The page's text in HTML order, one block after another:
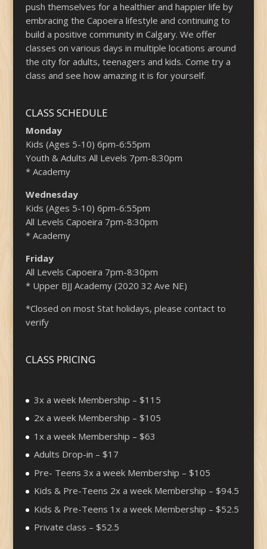
push themselves for a healthier and happier life by
embracing the Capoeira lifestyle and continuing to
build a positive community in Calgary. We offer
classes on various days in multiple locations around
the city for adults, teenagers and kids. Come try a
class and see how amazing it is for yourself.
CLASS SCHEDULE
Monday
Kids (Ages 5-10) 6pm-6:55pm
Youth & Adults All Levels 7pm-8:30pm
* Academy
Wednesday
Kids (Ages 5-10) 6pm-6:55pm
All Levels Capoeira 7pm-8:30pm
* Academy
Friday
All Levels Capoeira 7pm-8:30pm
* Upper BJJ Academy (2020 32 Ave NE)
*Closed on most Stat holidays, please contact to
verify
CLASS PRICING
3x a week Membership – $115
2x a week Membership – $105
1x a week Membership – $63
Adults Drop-in – $17
Pre- Teens 3x a week Membership – $105
Kids & Pre-Teens 2x a week Membership – $94.5
Kids & Pre-Teens 1x a week Membership – $52.5
Private class – $52.5